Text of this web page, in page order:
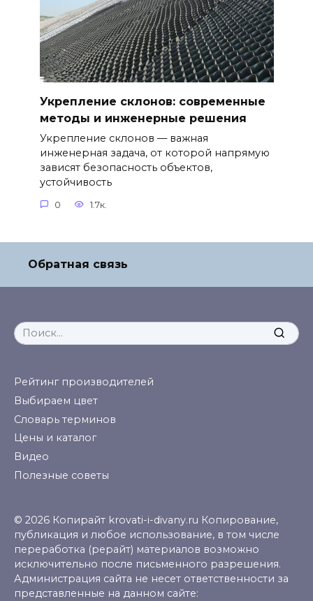
Укрепление склонов: современные
методы и инженерные решения
Укрепление склонов — важная
инженерная задача, от которой напрямую
зависят безопасность объектов,
устойчивость
0 1.7к.
Обратная связь
Search
for:
Рейтинг производителей
Выбираем цвет
Словарь терминов
Цены и каталог
Видео
Полезные советы
© 2026 Копирайт krovati-i-divany.ru Копирование,
публикация и любое использование, в том числе
переработка (рерайт) материалов возможно
исключительно после письменного разрешения.
Администрация сайта не несет ответственности за
представленные на данном сайте: